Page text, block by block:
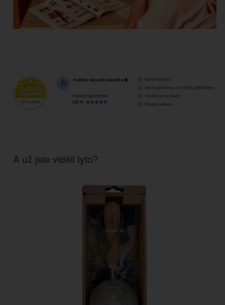
A už jste viděli tyto?